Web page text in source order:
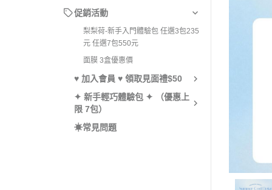
促銷活動
梨梨荷-新手入門體驗包 任選3包235
元 任選7包550元
面膜 3盒優惠價
♥︎ 加入會員 ♥︎ 領取見面禮$50
✦ 新手輕巧體驗包 ✦ （優惠上
限 7包）
☀︎常見問題